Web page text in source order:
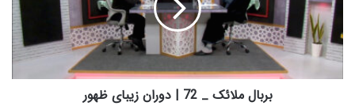
ل
م
ل
ا
ئ
بربال ملائک _ 72 | دوران زیبای ظهور